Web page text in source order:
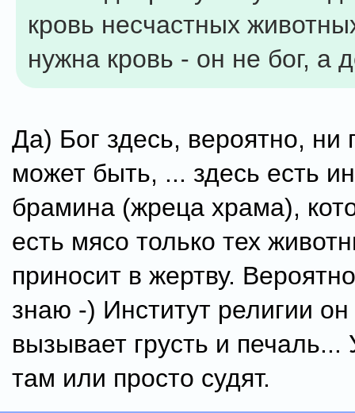
кровь несчастных
нужна кровь - он не бог, а
Да) Бог здесь, вероятно,
может быть, ... здесь есть
брамина (жреца храма),
есть мясо только тех
приносит в жертву.
знаю -) Институт религии он
вызывает грусть и
там или просто судят.